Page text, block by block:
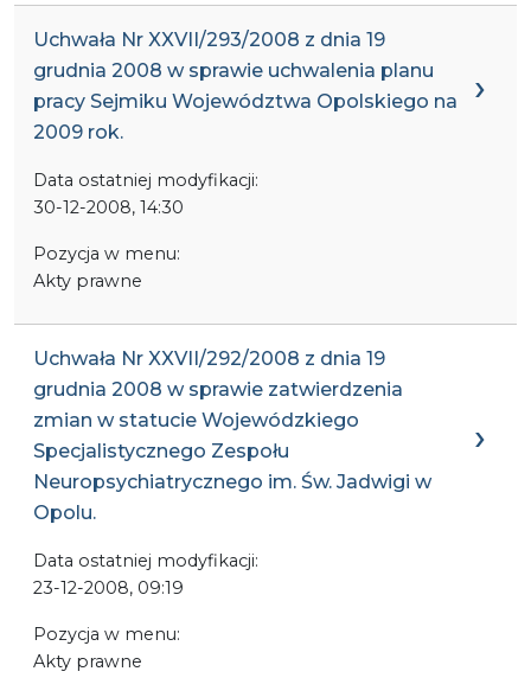
Uchwała Nr XXVII/293/2008 z dnia 19
grudnia 2008 w sprawie uchwalenia planu
pracy Sejmiku Województwa Opolskiego na
2009 rok.
Data ostatniej modyfikacji:
30-12-2008, 14:30
Pozycja w menu:
Akty prawne
Uchwała Nr XXVII/292/2008 z dnia 19
grudnia 2008 w sprawie zatwierdzenia
zmian w statucie Wojewódzkiego
Specjalistycznego Zespołu
Neuropsychiatrycznego im. Św. Jadwigi w
Opolu.
Data ostatniej modyfikacji:
23-12-2008, 09:19
Pozycja w menu:
Akty prawne